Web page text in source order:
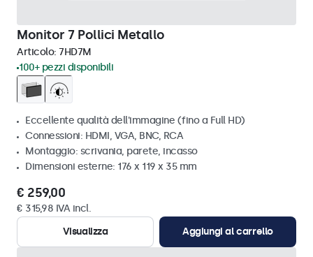
Monitor 7 Pollici Metallo
Articolo: 7HD7M
100+ pezzi disponibili
Eccellente qualità dell'immagine (fino a Full HD)
Connessioni: HDMI, VGA, BNC, RCA
Montaggio: scrivania, parete, incasso
Dimensioni esterne: 176 x 119 x 35 mm
€ 259,00
€ 315,98 IVA incl.
Visualizza
Aggiungi al carrello